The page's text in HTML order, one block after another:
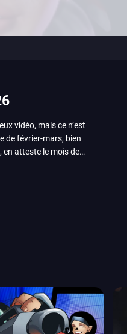
vidéo, mais ce n’est
de février-mars, bien
en atteste le mois de
sait faire autre
avec Star Wars,
Vous trouverez